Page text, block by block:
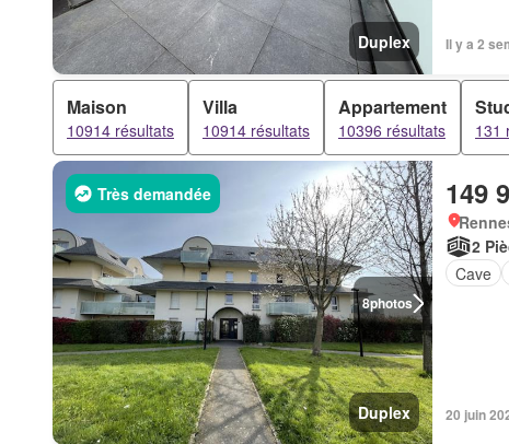
Duplex Il y a 2
Maison
10914 résultats
Villa
10914 résultats
Appartement
10396 résultats 131
8photos
Très demandée
Duplex
149
2
Cave
20 juin